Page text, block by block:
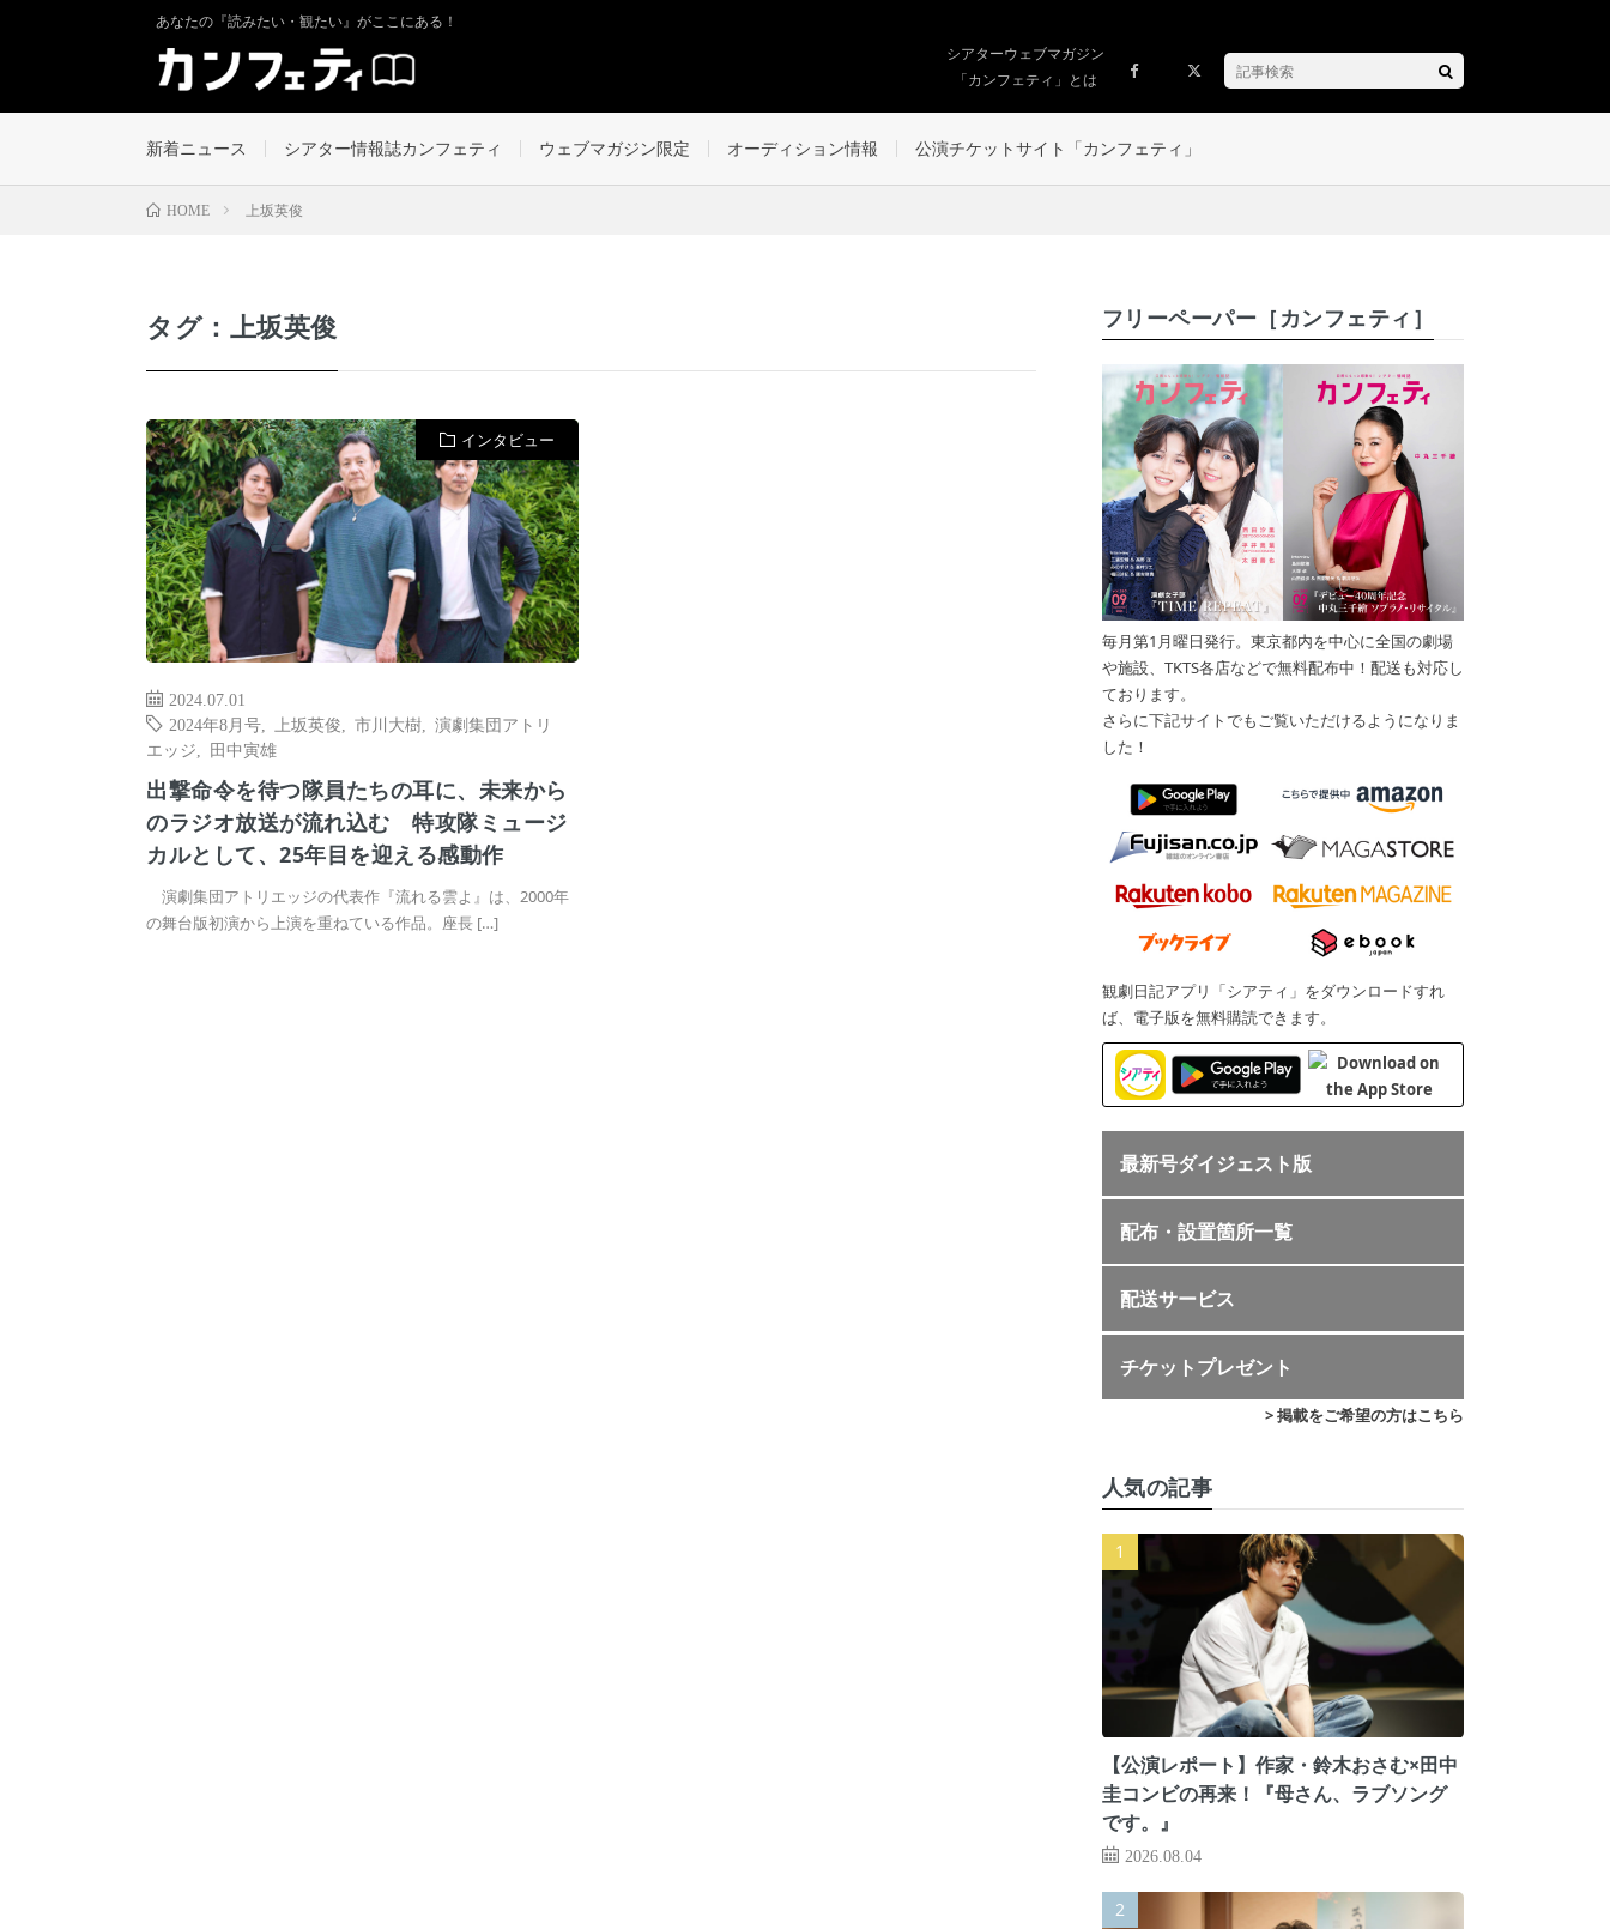
あなたの『読みたい・観たい』がここにある！
シアターウェブマガジン
「カンフェティ」とは
新着ニュース シアター情報誌カンフェティ ウェブマガジン限定 オーディション情報 公演チケットサイト「カンフェティ」
HOME 上坂英俊
タグ：上坂英俊
インタビュー
2024.07.01
2024年8月号
上坂英俊 市川大樹
演劇集団アトリ
エッジ
田中寅雄
出撃命令を待つ隊員たちの耳に、未来から
のラジオ放送が流れ込む 特攻隊ミュージ
カルとして、25年目を迎える感動作
演劇集団アトリエッジの代表作『流れる雲よ』は、2000年
の舞台版初演から上演を重ねている作品。座長 […]
フリーペーパー［カンフェティ］
毎月第1月曜日発行。東京都内を中心に全国の劇場
や施設、TKTS各店などで無料配布中！配送も対応し
ております。
さらに下記サイトでもご覧いただけるようになりま
した！
観劇日記アプリ「シアティ」をダウンロードすれ
ば、電子版を無料購読できます。
最新号ダイジェスト版
配布・設置箇所一覧
配送サービス
チケットプレゼント
> 掲載をご希望の方はこちら
人気の記事
【公演レポート】作家・鈴木おさむ×田中
圭コンビの再来！『母さん、ラブソング
です。』
2026.08.04